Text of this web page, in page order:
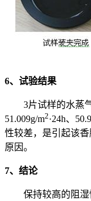
6、试验结果
3片试样的水蒸气
51.009g/m2·24h、
性较差，是引起该
原因。
7、结论
保持较高的阻湿